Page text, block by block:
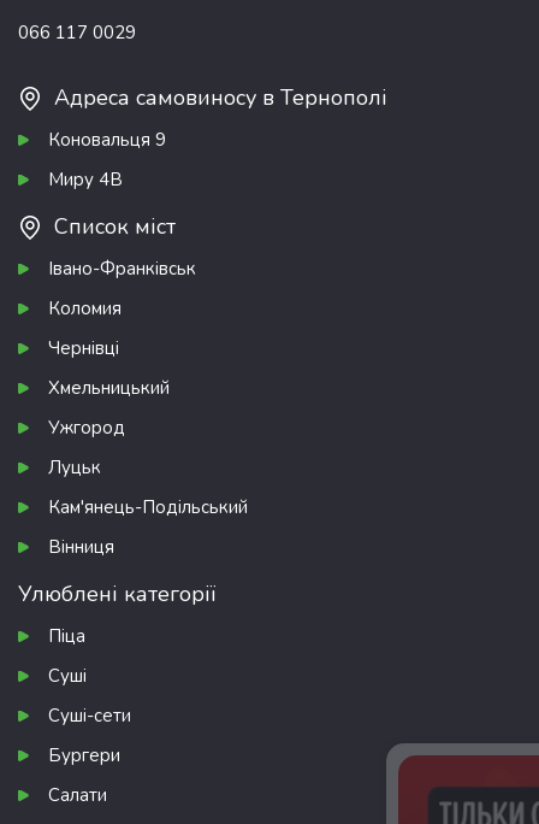
066 117 0029
Адреса самовиносу в Тернополі
Коновальця 9
Миру 4В
Список міст
Івано-Франківськ
Коломия
Чернівці
Хмельницький
Ужгород
Луцьк
Кам'янець-Подільський
Вінниця
Улюблені категорії
Піца
Суші
Суші-сети
Бургери
Салати